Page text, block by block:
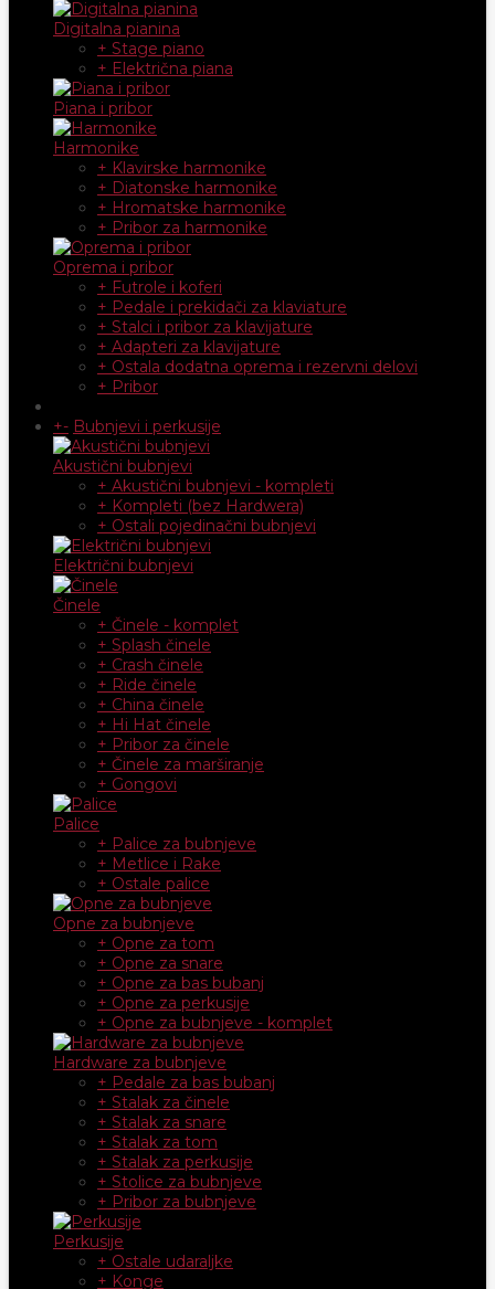
Digitalna pianina
+ Stage piano
+ Električna piana
Piana i pribor
Harmonike
+ Klavirske harmonike
+ Diatonske harmonike
+ Hromatske harmonike
+ Pribor za harmonike
Oprema i pribor
+ Futrole i koferi
+ Pedale i prekidači za klaviature
+ Stalci i pribor za klavijature
+ Adapteri za klavijature
+ Ostala dodatna oprema i rezervni delovi
+ Pribor
+- Bubnjevi i perkusije
Akustični bubnjevi
+ Akustični bubnjevi - kompleti
+ Kompleti (bez Hardwera)
+ Ostali pojedinačni bubnjevi
Električni bubnjevi
Činele
+ Činele - komplet
+ Splash činele
+ Crash činele
+ Ride činele
+ China činele
+ Hi Hat činele
+ Pribor za činele
+ Činele za marširanje
+ Gongovi
Palice
+ Palice za bubnjeve
+ Metlice i Rake
+ Ostale palice
Opne za bubnjeve
+ Opne za tom
+ Opne za snare
+ Opne za bas bubanj
+ Opne za perkusije
+ Opne za bubnjeve - komplet
Hardware za bubnjeve
+ Pedale za bas bubanj
+ Stalak za činele
+ Stalak za snare
+ Stalak za tom
+ Stalak za perkusije
+ Stolice za bubnjeve
+ Pribor za bubnjeve
Perkusije
+ Ostale udaraljke
+ Konge